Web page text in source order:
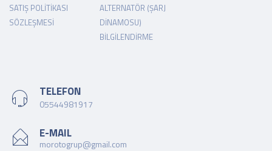
SATIŞ POLITIKASI
SÖZLEŞMESI
ALTERNATÖR (ŞARJ
DINAMOSU)
BILGILENDIRME
TELEFON
05544981917
E-MAIL
morotogrup@gmail.com